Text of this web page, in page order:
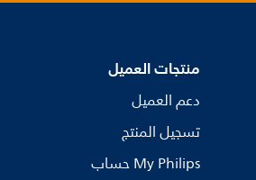
منتجات العميل
دعم العميل
تسجيل المنتج
My Philips حساب